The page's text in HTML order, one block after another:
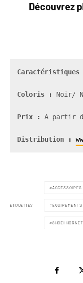
Découvrez
Caractéristiques
Coloris : Noir/
Prix : A partir
Distribution :
ÉTIQUETTES
ACCESSOIRES
ÉQUIPEMENTS
SHOEI